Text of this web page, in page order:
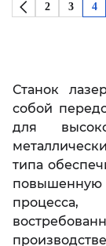
2 3 4
Станок
собой
для
типа